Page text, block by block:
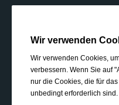
Wir verwenden
Wir verwenden Cookies,
verbessern. Wenn Sie auf
nur die Cookies, die für
unbedingt erforderlich sind.